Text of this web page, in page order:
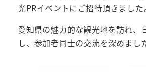
光PRイベントにご招待頂きました。
愛知県の魅力的な観光地を訪れ、
し、参加者同士の交流を深めまし